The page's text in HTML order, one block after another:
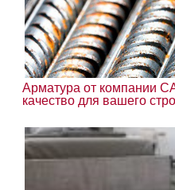
Арматура от компании
качество для вашего